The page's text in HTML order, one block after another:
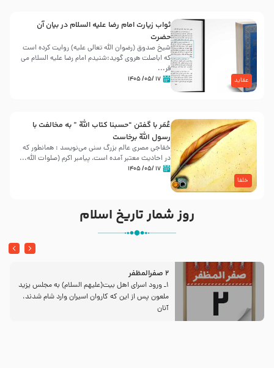
عقاید
ثواب زیارت امام رضا علیه السلام در بیان آن
حضرت
شیخ صدوق (رضوان الله تعالی علیه) روایت کرده است
که اباصلت هروی گوید:شنیدم امام رضا علیه السلام می
فر...
۱۷ /۰۵/ ۱۴۰۵
خلفا
عُمَر با گفتن “حسبنا كتاب اللّه ” به مخالفت با
رسول اللّه برخاست
خفاجی مصری عالم بزرگ سنی می‌نویسد : همانطور که
در احادیث معتبر آمده است، پیامبر اکرم (صلوات اللّه...
۱۷ /۰۵/ ۱۴۰۵
روز شمار تاریخ اسلام
2 صفرالمظفر
1ـ ورود اسراى اهل بیت‌(علیهم السلام) به مجلس یزید
ملعون پس از این كه كاروان اسیران وارد شام شدند،
آنان